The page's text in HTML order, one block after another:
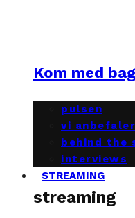
Kom med
pulsen
vi anbefaler
behind the
interviews
STREAMING
streaming